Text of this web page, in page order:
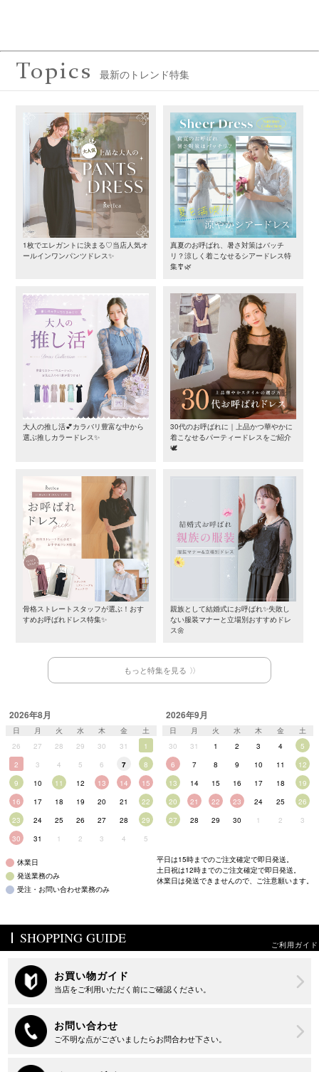
Topics 最新のトレンド特集
1枚でエレガントに決まる♡当店人気オ
ールインワンパンツドレス✨
真夏のお呼ばれ、暑さ対策はバッチ
リ？涼しく着こなせるシアードレス特
集🎐🌿
大人の推し活💕カラバリ豊富な中から
選ぶ推しカラードレス✨
30代のお呼ばれに｜上品かつ華やかに
着こなせるパーティードレスをご紹介
🕊️
骨格ストレートスタッフが選ぶ！おす
すめお呼ばれドレス特集✨
親族として結婚式にお呼ばれ✨失敗し
ない服装マナーと立場別おすすめドレ
ス🌼
もっと特集を見る
2026年8月
日 月 火 水 木 金
土
26
27 28 29 30 31
1
2
3 4 5 6 7
8
9
10 11 12 13 14
15
16
17 18 19 20 21
22
23
24 25 26 27 28
29
30
31 1 2 3 4 5
2026年9月
日 月 火 水 木 金
土
30
31 1 2 3 4
5
6
7 8 9 10 11
12
13
14 15 16 17 18
19
20
21 22 23 24 25
26
27
28 29 30 1 2 3
休業日
発送業務のみ
受注・お問い合わせ業務のみ
平日は15時までのご注文確定で即日発送。
土日祝は12時までのご注文確定で即日発送。
休業日は発送できませんので、ご注意願います。
SHOPPING GUIDE ご利用ガイド